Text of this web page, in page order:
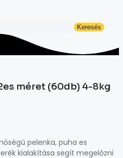
Keresés
méret (60db) 4-8kg
pelenka, puha es
kialakítása segít megelőzni